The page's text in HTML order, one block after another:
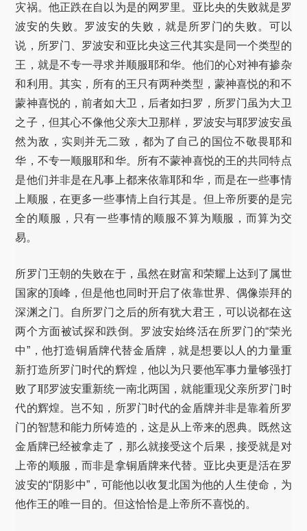
灾祸。他正跌在自以为是的网罗里。亚比央的失败就是罗
波安的失败。罗波安的失败，就是所罗门的失败。可以
说，所罗门、罗波安和亚比央这三代其实是同一个类型的
王，就是不专一寻求并顺服耶和华。他们的心对神有掺杂
和利用。其实，所有的王只有两种类型，蒙神喜悦的和不
蒙神喜悦的，前者如大卫，后者如扫罗，所罗门虽为大卫
之子，但其心不像他父亲大卫那样，罗波安与耶罗波安虽
然为敌，实则并无二致，都为了自己的国位不敬畏耶和
华，不专一顺服耶和华。所有不蒙神喜悦的王的共同特点
是他们并非是在凡事上都来依靠耶和华，而是在一些事情
上顺服，在更多一些事情上自行其是。但上帝所要的是完
全的顺服，只有一些事情的顺服不算为顺服，而算为交
易。
所罗门王朝的失败在于，虽然在财富和荣耀上达到了属世
国家的顶峰，但是他也同时开启了依靠世界、偶像崇拜的
深渊之门。自所罗门之后的所有犹大君王，可以说都在这
两个方面被试探和跌倒。罗波安始终活在所罗门的“荣光
中”，他打造铜盾牌代替金盾牌，就是想要以人的力量重
新打造所罗门时代的辉煌，他以为只要他军事力量够强打
败了耶罗波安重新统一南北两国，就能重现父亲所罗门时
代的辉煌。岂不知，所罗门时代的金盾牌并非是靠着所罗
门的智慧和能力所铸造的，这是从上帝来的恩典。既然这
金盾牌已经被拿走了，那么就接受这个后果，接受就是对
上帝的顺服，而非是拿铜盾牌来代替。亚比央更是活在罗
波安的“阴影中”，可能他以收复北国为他的人生使命，为
他作王的唯一目的。但这恰恰是上帝所不喜悦的。